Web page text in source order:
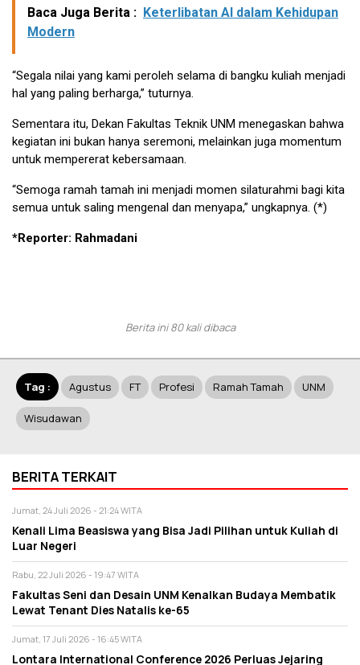
Baca Juga Berita : Keterlibatan AI dalam Kehidupan
Modern
“Segala nilai yang kami peroleh selama di bangku kuliah menjadi
hal yang paling berharga,” tuturnya.
Sementara itu, Dekan Fakultas Teknik UNM menegaskan bahwa
kegiatan ini bukan hanya seremoni, melainkan juga momentum
untuk mempererat kebersamaan.
“Semoga ramah tamah ini menjadi momen silaturahmi bagi kita
semua untuk saling mengenal dan menyapa,” ungkapnya. (*)
*Reporter: Rahmadani
Berita ini 80 kali dibaca
Tag : Agustus FT Profesi Ramah Tamah UNM
Wisudawan
BERITA TERKAIT
Jumat, 24 Juli 2026 - 21:24 WITA
Kenali Lima Beasiswa yang Bisa Jadi Pilihan untuk Kuliah di
Luar Negeri
Rabu, 22 Juli 2026 - 19:47 WITA
Fakultas Seni dan Desain UNM Kenalkan Budaya Membatik
Lewat Tenant Dies Natalis ke-65
Jumat, 17 Juli 2026 - 16:45 WITA
Lontara International Conference 2026 Perluas Jejaring